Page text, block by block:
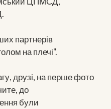
партнерів
на плечі".
друзі, на перше фото
до
були